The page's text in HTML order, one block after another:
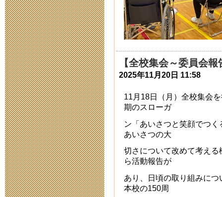
2020年5月14日
スクールカウ
2020年5月11日
臨時休校中の
2020年5月 1日
臨時休校期間
2020年4月28日
臨時休校期間
2020年4月17日
【全校集会～委員会
2025年11月20日 11:58
11月18日（月）全校集会
期のスローガ
ン「あいさつと笑顔でつ
あいさつの大
切さについて改めて考え
ら活動報告が
あり、日頃の取り組みに
本校の150周